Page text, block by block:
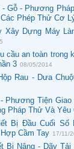
- Gỗ - Phương
Phép Thử Cơ
Xây Dựng Máy
cầu an toàn trong
3 08/05/2014
Rau - Dưa
- Phương Tiện
Pháp Thử Và Yêu
Bị Đầu Cuối Số
Cầm Tay 17/11/
Bị Nâng - Dãy